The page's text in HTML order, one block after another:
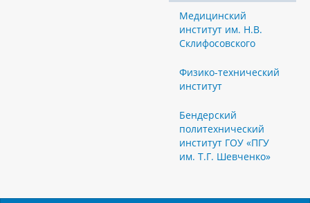
Медицинский
институт им. Н.В.
Склифосовского
Физико-технический
институт
Бендерский
политехнический
институт ГОУ «ПГУ
им. Т.Г. Шевченко»